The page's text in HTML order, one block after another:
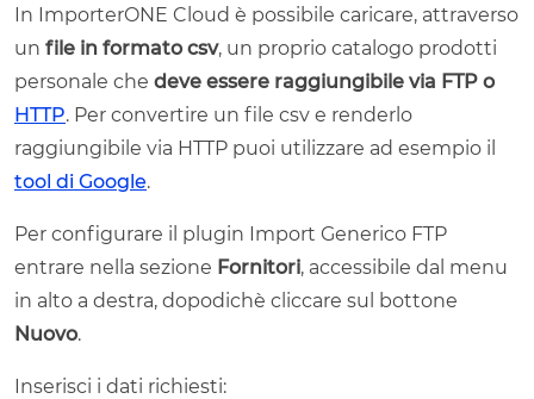
In ImporterONE Cloud è possibile caricare, attraverso
un file in formato csv, un proprio catalogo prodotti
personale che deve essere raggiungibile via FTP o
HTTP. Per convertire un file csv e renderlo
raggiungibile via HTTP puoi utilizzare ad esempio il
tool di Google.
Per configurare il plugin Import Generico FTP
entrare nella sezione Fornitori, accessibile dal menu
in alto a destra, dopodichè cliccare sul bottone
Nuovo.
Inserisci i dati richiesti: